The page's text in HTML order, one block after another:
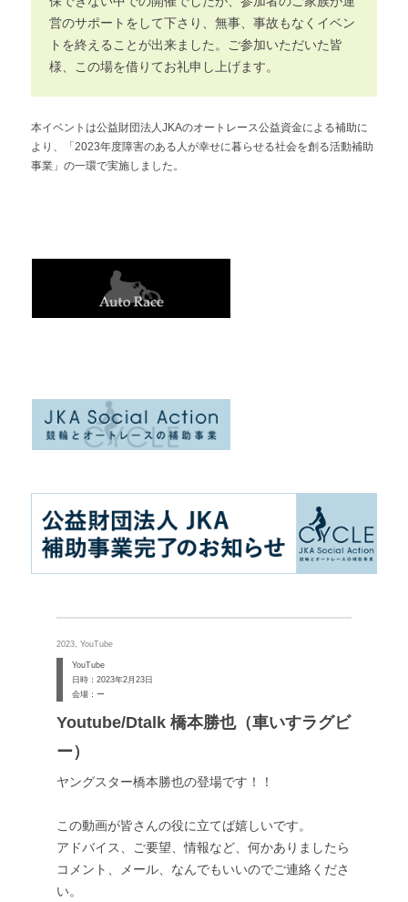
営のサポートをして下さり、無事、事故もなくイベン
トを終えることが出来ました。ご参加いただいた皆
様、この場を借りてお礼申し上げます。
本イベントは公益財団法人JKAのオートレース公益資金による補助に
より、「2023年度障害のある人が幸せに暮らせる社会を創る活動補助
事業」の一環で実施しました。
2023, YouTube
YouTube
日時：2023年2月23日
会場：ー
Youtube/Dtalk 橋本勝也（車いすラグビ
ー）
ヤングスター橋本勝也の登場です！！
この動画が皆さんの役に立てば嬉しいです。
アドバイス、ご要望、情報など、何かありましたら
コメント、メール、なんでもいいのでご連絡くださ
い。